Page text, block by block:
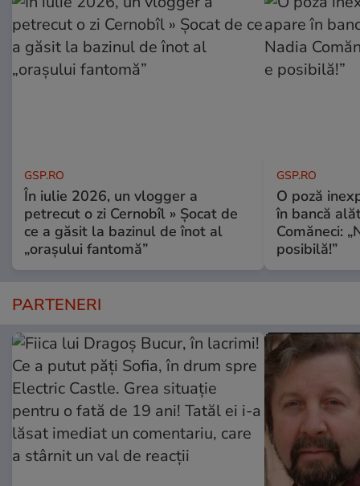
GSP.RO
În iulie 2026, un vlogger a
petrecut o zi Cernobîl » Șocat de
ce a găsit la bazinul de înot al
„orașului fantomă”
GSP.RO
O poză
în bancă
Comăneci:
posibilă!”
PARTENERI